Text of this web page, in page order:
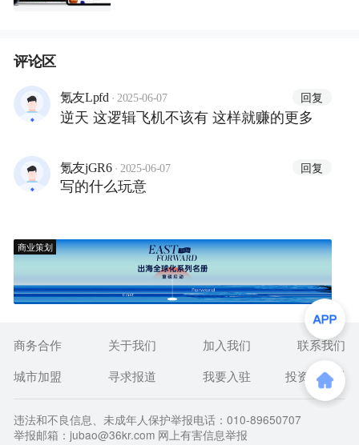
评论区
氪友Lpfd · 2025-06-07 回复
逆天 这逻辑飞机不该有 这样就赚的更多
氪友jGR6 · 2025-06-07 回复
写的什么玩意
商业策划
商务合作 关于我们 加入我们
联系我们
城市加盟
寻求报道 我要入驻 投资者关系
违法和不良信息、未成年人保护举报电话：010-89650707
举报邮箱：jubao@36kr.com 网上有害信息举报